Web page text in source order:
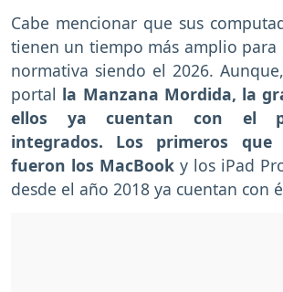
Cabe mencionar que sus
tienen un tiempo más amplio
normativa siendo el 2026.
portal la Manzana Mordida, la
ellos ya cuentan con el
integrados. Los primeros
fueron los MacBook y los iPad
desde el año 2018 ya cuentan con